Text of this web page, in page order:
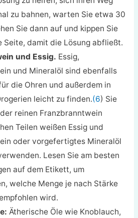
zu bahnen, warten Sie etwa 30
Sie dann auf und kippen Sie
Seite, damit die Lösung abfließt.
und Essig. Essig,
und Mineralöl sind ebenfalls
die Ohren und außerdem in
leicht zu finden.(6) Sie
reinen Franzbranntwein
Teilen weißen Essig und
oder vorgefertigtes Mineralöl
Lesen Sie am besten
auf dem Etikett, um
welche Menge je nach Stärke
wird.
Ätherische Öle wie Knoblauch,